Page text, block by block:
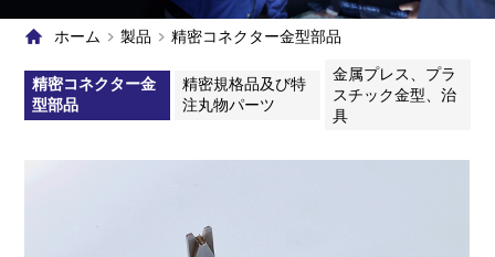
ホーム 製品 精密コネクター金型部品
精密コネクター金
型部品
精密規格品及び特
注丸物パーツ
金属プレス、プラ
スチック金型、治
具